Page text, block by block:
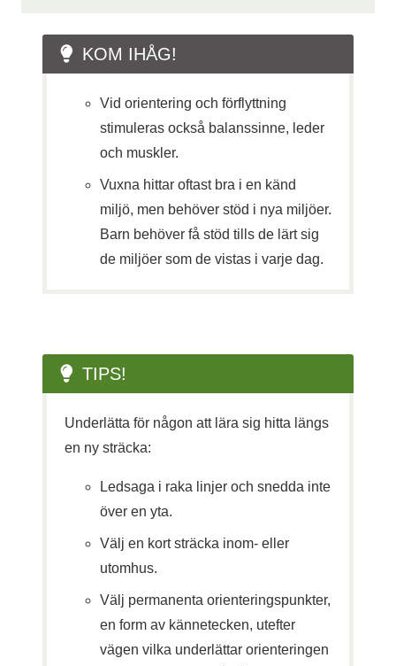
KOM IHÅG!
Vid orientering och förflyttning
stimuleras också balanssinne, leder
och muskler.
Vuxna hittar oftast bra i en känd
miljö, men behöver stöd i nya miljöer.
Barn behöver få stöd tills de lärt sig
de miljöer som de vistas i varje dag.
TIPS!
Underlätta för någon att lära sig hitta längs
en ny sträcka:
Ledsaga i raka linjer och snedda inte
över en yta.
Välj en kort sträcka inom- eller
utomhus.
Välj permanenta orienteringspunkter,
en form av kännetecken, utefter
vägen vilka underlättar orienteringen